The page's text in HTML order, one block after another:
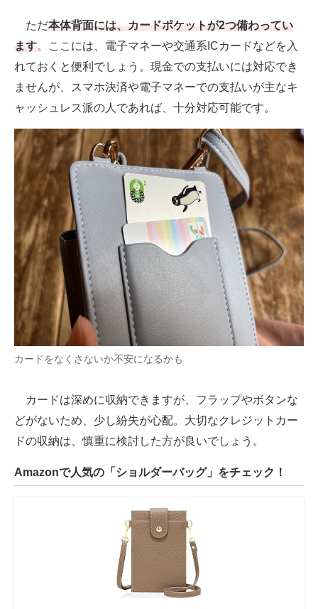
ただ本体背面には、カードポケットが2つ備わってい
ます。ここには、電子マネーや交通系ICカードなどを入
れておくと便利でしょう。現金での支払いには対応でき
ませんが、スマホ決済や電子マネーでの支払いが主なキ
ャッシュレス派の人であれば、十分対応可能です。
カードをなくさないか不安になるかも
カードは深めに収納できますが、フラップやボタンな
どがないため、少し紛失が心配。大切なクレジットカー
ドの収納は、慎重に検討した方が良いでしょう。
Amazonで人気の「ショルダーバッグ」をチェック！